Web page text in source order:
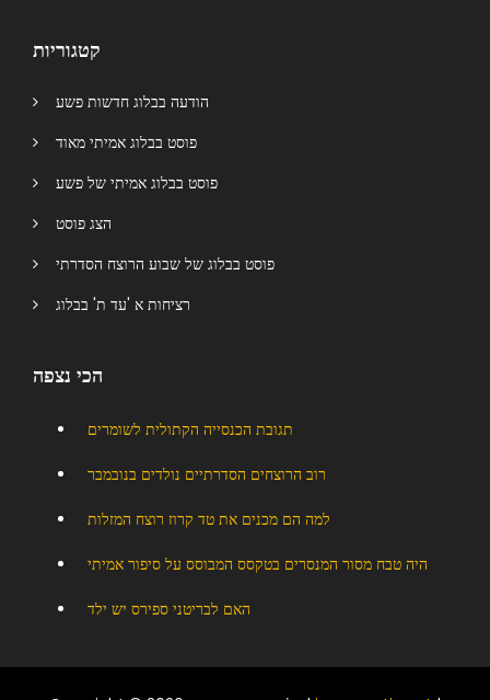
קטגוריות
הודעה בבלוג חדשות פשע
פוסט בבלוג אמיתי מאוד
פוסט בבלוג אמיתי של פשע
הצג פוסט
פוסט בבלוג של שבוע הרוצח הסדרתי
רציחות א 'עד ת' בבלוג
הכי נצפה
תגובת הכנסייה הקתולית לשומרים
רוב הרוצחים הסדרתיים נולדים בנובמבר
למה הם מכנים את טד קרוז רוצח המזלות
היה טבח מסור המנסרים בטקסס המבוסס על סיפור אמיתי
האם לבריטני ספירס יש ילד